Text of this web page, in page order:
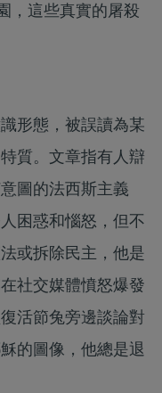
，這些真實的屠殺
形態，被誤讀為某
質。文章指有人辯
圖的法西斯主義
困惑和惱怒，但不
或拆除民主，他是
社交媒體憤怒爆發
活節兔旁邊談論對
的圖像，他總是退